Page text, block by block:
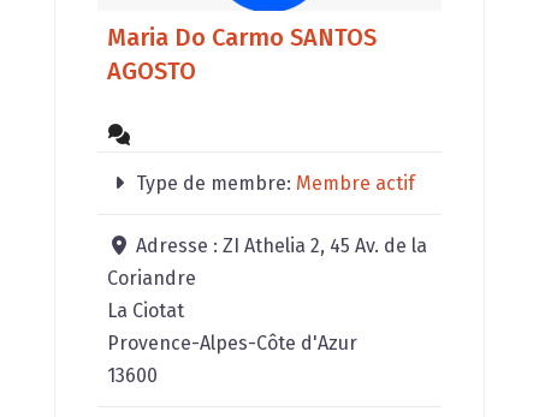
Maria Do Carmo SANTOS
AGOSTO
Type de membre: Membre actif
Adresse :ZI Athelia 2, 45 Av. de la
Coriandre
La Ciotat
Provence-Alpes-Côte d'Azur
13600